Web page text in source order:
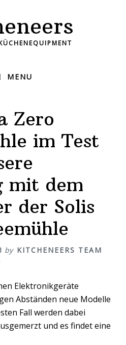
MENU
Zero
im Test
mit dem
der Solis
by KITCHENEERS TEAM
Elektronikgeräte
Abständen neue Modelle
Fall werden dabei
und es findet eine